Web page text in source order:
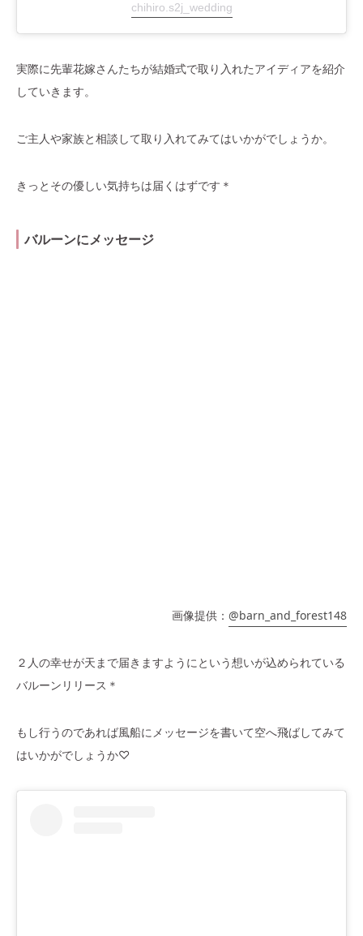
chihiro.s2j_wedding
実際に先輩花嫁さんたちが結婚式で取り入れたアイディアを紹介
していきます。
ご主人や家族と相談して取り入れてみてはいかがでしょうか。
きっとその優しい気持ちは届くはずです＊
バルーンにメッセージ
画像提供： @barn_and_forest148
２人の幸せが天まで届きますようにという想いが込められている
バルーンリリース＊
もし行うのであれば風船にメッセージを書いて空へ飛ばしてみて
はいかがでしょうか♡